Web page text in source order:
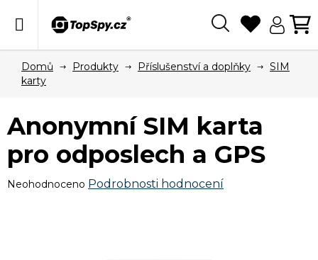
Domů Produkty Příslušenství a doplňky
SIM
karty
Anonymní SIM karta
pro odposlech a GPS
Průměrné
Neohodnoceno Podrobnosti hodnocení